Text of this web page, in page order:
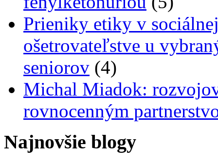
Prieniky etiky v
ošetrovateľstve u
seniorov (4)
Michal Miadok:
rovnocenným
Najnovšie blogy